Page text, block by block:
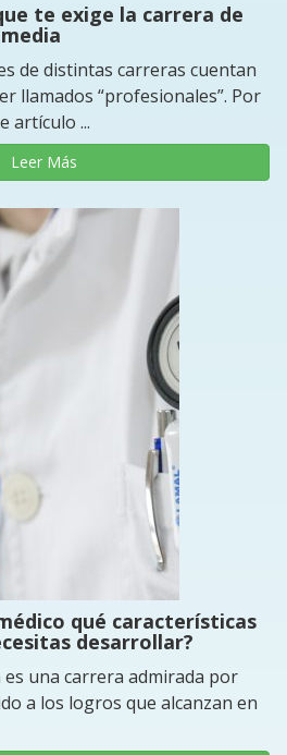
te exige la carrera de
de distintas carreras cuentan
llamados “profesionales”. Por
artículo ...
Leer Más
qué características
desarrollar?
es una carrera admirada por
a los logros que alcanzan en